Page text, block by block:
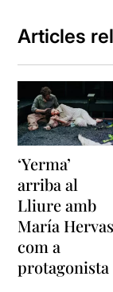
Articles
‘Yerma’
arriba al
Lliure amb
María Hervas
com a
protagonista